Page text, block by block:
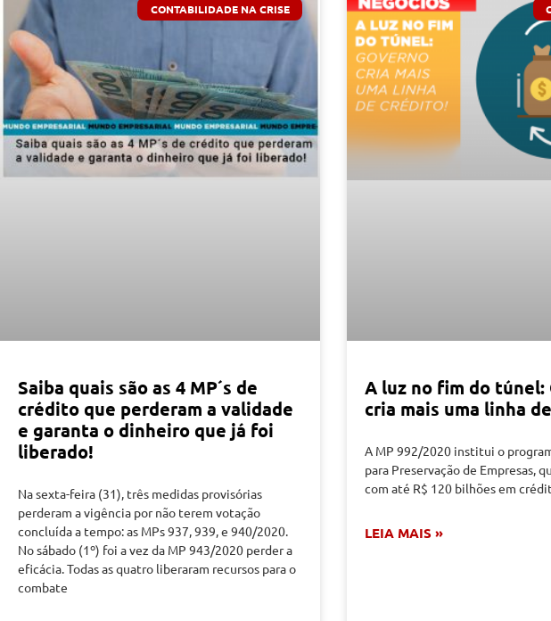
CONTABILIDADE NA CRISE
Saiba quais são as 4 MP´s de
crédito que perderam a validade
e garanta o dinheiro que já foi
liberado!
Na sexta-feira (31), três medidas provisórias
perderam a vigência por não terem votação
concluída a tempo: as MPs 937, 939, e 940/2020.
No sábado (1º) foi a vez da MP 943/2020 perder a
eficácia. Todas as quatro liberaram recursos para o
combate
A luz no fim do túnel:
cria mais uma linha
A MP 992/2020 institui o
para Preservação de Empresas,
com até R$ 120 bilhões em
LEIA MAIS »